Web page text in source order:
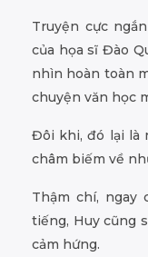
Truyện cực
của họa sĩ Đào
nhìn hoàn toàn
chuyện văn học
Đôi khi, đó lại là
châm biếm về
Thậm chí, ngay
tiếng, Huy cũng
cảm hứng.